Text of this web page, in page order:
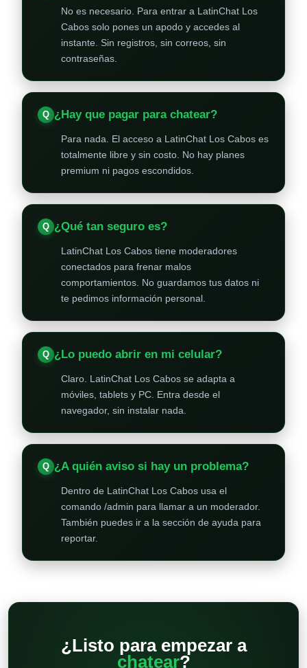
No es necesario. Para entrar a LatinChat Los
Cabos solo pones un apodo y accedes al
instante. Sin registros, sin correos, sin
contraseñas.
¿Hay que pagar para chatear?
Para nada. El acceso a LatinChat Los Cabos es
totalmente libre y sin costo. No hay planes
premium ni pagos escondidos.
¿Qué tan seguro es?
LatinChat Los Cabos tiene moderadores
conectados para frenar malos
comportamientos. No guardamos tus datos ni
te pedimos información personal.
¿Lo puedo abrir en mi celular?
Claro. LatinChat Los Cabos se adapta a
móviles, tablets y PC. Entra desde el
navegador, sin instalar nada.
¿A quién aviso si hay un problema?
Dentro de LatinChat Los Cabos usa el
comando /admin para llamar a un moderador.
También puedes ir a la sección de ayuda para
reportar.
¿Listo para empezar a
chatear?